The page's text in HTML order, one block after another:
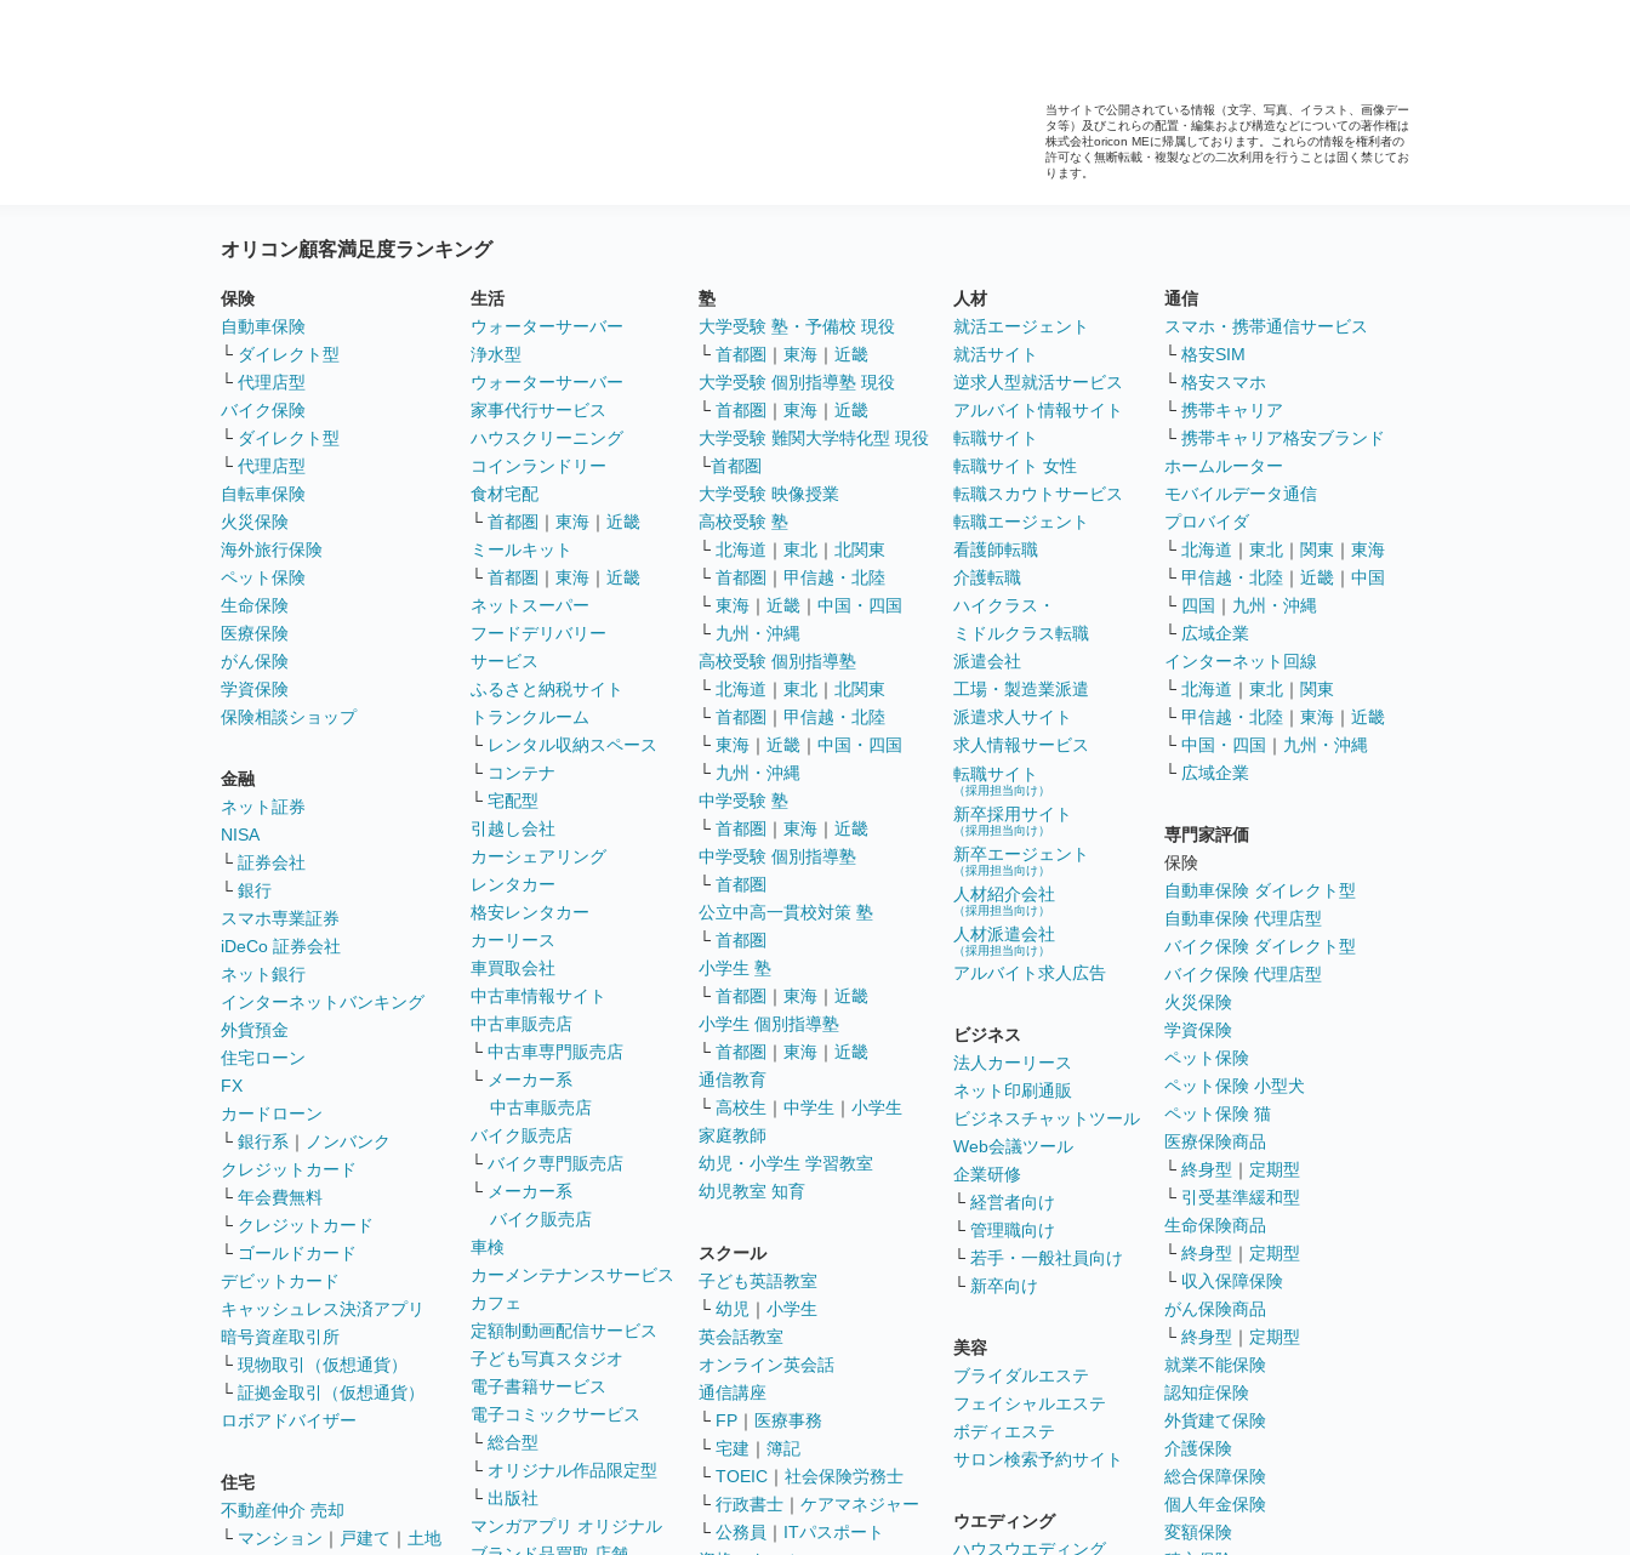
当サイトで公開されている情報（文字、写真、イラスト、画像デー
タ等）及びこれらの配置・編集および構造などについての著作権は
株式会社oricon MEに帰属しております。これらの情報を権利者の
許可なく無断転載・複製などの二次利用を行うことは固く禁じてお
ります。
オリコン顧客満足度ランキング
保険
自動車保険
└ ダイレクト型
└ 代理店型
バイク保険
└ ダイレクト型
└ 代理店型
自転車保険
火災保険
海外旅行保険
ペット保険
生命保険
医療保険
がん保険
学資保険
保険相談ショップ
金融
ネット証券
NISA
└ 証券会社
└ 銀行
スマホ専業証券
iDeCo 証券会社
ネット銀行
インターネットバンキング
外貨預金
住宅ローン
FX
カードローン
└ 銀行系 ｜
ノンバンク
クレジットカード
└ 年会費無料
└ クレジットカード
└ ゴールドカード
デビットカード
キャッシュレス決済アプリ
暗号資産取引所
└ 現物取引（仮想通貨）
└ 証拠金取引（仮想通貨）
ロボアドバイザー
住宅
不動産仲介 売却
└ マンション ｜ 戸建て ｜ 土地
生活
ウォーターサーバー
浄水型
ウォーターサーバー
家事代行サービス
ハウスクリーニング
コインランドリー
食材宅配
└ 首都圏 ｜ 東海 ｜ 近畿
ミールキット
└ 首都圏 ｜ 東海 ｜ 近畿
ネットスーパー
フードデリバリー
サービス
ふるさと納税サイト
トランクルーム
└ レンタル収納スペース
└ コンテナ
└ 宅配型
引越し会社
カーシェアリング
レンタカー
格安レンタカー
カーリース
車買取会社
中古車情報サイト
中古車販売店
└ 中古車専門販売店
└ メーカー系
中古車販売店
バイク販売店
└ バイク専門販売店
└ メーカー系
バイク販売店
車検
カーメンテナンスサービス
カフェ
定額制動画配信サービス
子ども写真スタジオ
電子書籍サービス
電子コミックサービス
└ 総合型
└ オリジナル作品限定型
└ 出版社
マンガアプリ オリジナル
塾
大学受験 塾・予備校 現役
└ 首都圏 ｜ 東海 ｜ 近畿
大学受験 個別指導塾 現役
└ 首都圏 ｜ 東海 ｜ 近畿
大学受験 難関大学特化型 現役
└首都圏
大学受験 映像授業
高校受験 塾
└ 北海道 ｜ 東北 ｜ 北関東
└ 首都圏 ｜ 甲信越・北陸
└ 東海 ｜ 近畿 ｜ 中国・四国
└ 九州・沖縄
高校受験 個別指導塾
└ 北海道 ｜ 東北 ｜ 北関東
└ 首都圏 ｜ 甲信越・北陸
└ 東海 ｜ 近畿 ｜ 中国・四国
└ 九州・沖縄
中学受験 塾
└ 首都圏 ｜ 東海 ｜ 近畿
中学受験 個別指導塾
└ 首都圏
公立中高一貫校対策 塾
└ 首都圏
小学生 塾
└ 首都圏 ｜ 東海 ｜ 近畿
小学生 個別指導塾
└ 首都圏 ｜ 東海 ｜ 近畿
通信教育
└ 高校生 ｜ 中学生 ｜ 小学生
家庭教師
幼児・小学生 学習教室
幼児教室 知育
スクール
子ども英語教室
└ 幼児 ｜ 小学生
英会話教室
オンライン英会話
通信講座
└ FP ｜ 医療事務
└ 宅建 ｜ 簿記
└ TOEIC ｜ 社会保険労務士
└ 行政書士 ｜ ケアマネジャー
└ 公務員 ｜ ITパスポート
人材
就活エージェント
就活サイト
逆求人型就活サービス
アルバイト情報サイト
転職サイト
転職サイト 女性
転職スカウトサービス
転職エージェント
看護師転職
介護転職
ハイクラス・
ミドルクラス転職
派遣会社
工場・製造業派遣
派遣求人サイト
求人情報サービス
転職サイト
（採用担当向け）
新卒採用サイト
（採用担当向け）
新卒エージェント
（採用担当向け）
人材紹介会社
（採用担当向け）
人材派遣会社
（採用担当向け）
アルバイト求人広告
ビジネス
法人カーリース
ネット印刷通販
ビジネスチャットツール
Web会議ツール
企業研修
└ 経営者向け
└ 管理職向け
└ 若手・一般社員向け
└ 新卒向け
美容
ブライダルエステ
フェイシャルエステ
ボディエステ
サロン検索予約サイト
ウエディング
ハウスウエディング
通信
スマホ・携帯通信サービス
└ 格安SIM
└ 格安スマホ
└ 携帯キャリア
└ 携帯キャリア格安ブランド
ホームルーター
モバイルデータ通信
プロバイダ
└ 北海道 ｜ 東北 ｜ 関東 ｜ 東海
└ 甲信越・北陸 ｜ 近畿 ｜ 中国
└ 四国 ｜ 九州・沖縄
└ 広域企業
インターネット回線
└ 北海道 ｜ 東北 ｜ 関東
└ 甲信越・北陸 ｜ 東海 ｜ 近畿
└ 中国・四国 ｜ 九州・沖縄
└ 広域企業
専門家評価
保険
自動車保険 ダイレクト型
自動車保険 代理店型
バイク保険 ダイレクト型
バイク保険 代理店型
火災保険
学資保険
ペット保険
ペット保険 小型犬
ペット保険 猫
医療保険商品
└ 終身型 ｜ 定期型
└ 引受基準緩和型
生命保険商品
└ 終身型 ｜ 定期型
└ 収入保障保険
がん保険商品
└ 終身型 ｜ 定期型
就業不能保険
認知症保険
外貨建て保険
介護保険
総合保障保険
個人年金保険
変額保険